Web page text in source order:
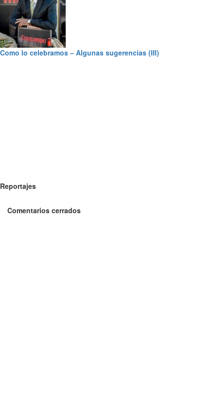
Como lo celebramos – Algunas sugerencias (III)
Reportajes
Comentarios cerrados